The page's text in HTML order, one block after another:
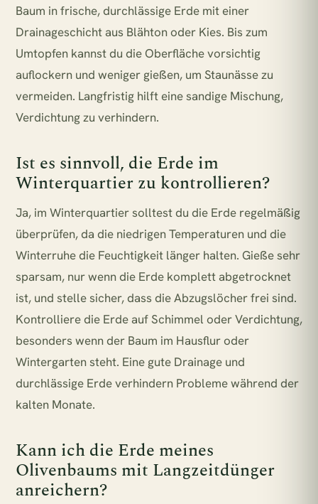
Baum in frische, durchlässige Erde mit einer
Drainageschicht aus Blähton oder Kies. Bis zum
Umtopfen kannst du die Oberfläche vorsichtig
auflockern und weniger gießen, um Staunässe zu
vermeiden. Langfristig hilft eine sandige Mischung,
Verdichtung zu verhindern.
Ist es sinnvoll, die Erde im
Winterquartier zu kontrollieren?
Ja, im Winterquartier solltest du die Erde regelmäßig
überprüfen, da die niedrigen Temperaturen und die
Winterruhe die Feuchtigkeit länger halten. Gieße sehr
sparsam, nur wenn die Erde komplett abgetrocknet
ist, und stelle sicher, dass die Abzugslöcher frei sind.
Kontrolliere die Erde auf Schimmel oder Verdichtung,
besonders wenn der Baum im Hausflur oder
Wintergarten steht. Eine gute Drainage und
durchlässige Erde verhindern Probleme während der
kalten Monate.
Kann ich die Erde meines
Olivenbaums mit Langzeitdünger
anreichern?